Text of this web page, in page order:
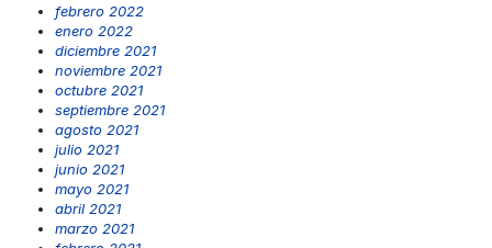
febrero 2022
enero 2022
diciembre 2021
noviembre 2021
octubre 2021
septiembre 2021
agosto 2021
julio 2021
junio 2021
mayo 2021
abril 2021
marzo 2021